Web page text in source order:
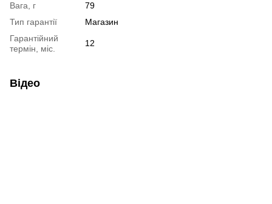
Вага, г
79
Тип гарантії
Магазин
Гарантійний
термін, міс.
12
Відео